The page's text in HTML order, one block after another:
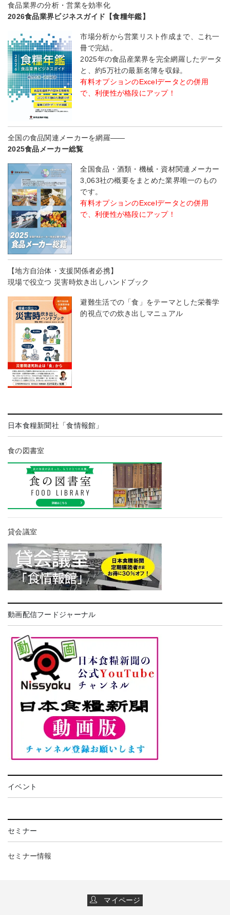
食品業界の分析・営業を効率化
2026食品業界ビジネスガイド【食糧年鑑】
市場分析から営業リスト作成まで、これ一
冊で完結。
2025年の食品産業界を完全網羅したデータ
と、約5万社の最新名簿を収録。
有料オプションのExcelデータとの併用
で、利便性が格段にアップ！
全国の食品関連メーカーを網羅――
2025食品メーカー総覧
全国食品・酒類・機械・資材関連メーカー
3,063社の概要をまとめた業界唯一のもの
です。
有料オプションのExcelデータとの併用
で、利便性が格段にアップ！
【地方自治体・支援関係者必携】
現場で役立つ 災害時炊き出しハンドブック
避難生活での「食」をテーマとした栄養学
的視点での炊き出しマニュアル
日本食糧新聞社「食情報館」
食の図書室
貸会議室
動画配信フードジャーナル
イベント
セミナー
セミナー情報
マイページ